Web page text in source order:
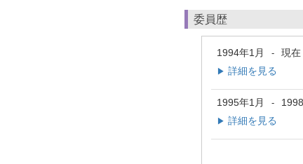
委員歴
1994年1月 - 現在
▶ 詳細を見る
1995年1月 -
▶ 詳細を見る